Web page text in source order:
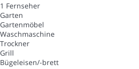
1 Fernseher
Garten
Gartenmöbel
Waschmaschine
Trockner
Grill
Bügeleisen/-brett